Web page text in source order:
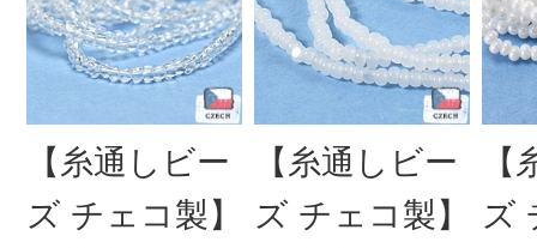
【糸通しビー
ズ チェコ製】
【糸通しビー
ズ チェコ製】
ズ